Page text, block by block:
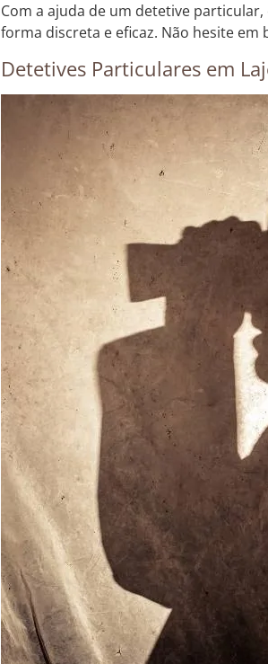
Com a ajuda de um detetive
forma discreta e eficaz. Não hesite
Detetives Particulares em